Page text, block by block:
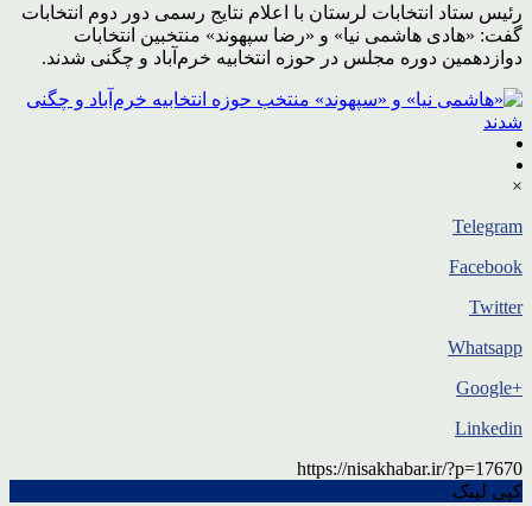
رئیس ستاد انتخابات لرستان با اعلام نتایج رسمی دور دوم انتخابات
گفت: «هادی هاشمی نیا» و «رضا سپهوند» منتخبین انتخابات
دوازدهمین دوره مجلس در حوزه انتخابیه خرم‌آباد و چگنی شدند.
×
Telegram
Facebook
Twitter
Whatsapp
+Google
Linkedin
https://nisakhabar.ir/?p=17670
کپی لینک